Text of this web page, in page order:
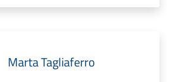
Marta Tagliaferro